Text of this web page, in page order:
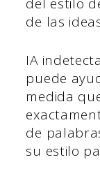
del estilo
de las
IA
puede
medida
de
su estilo